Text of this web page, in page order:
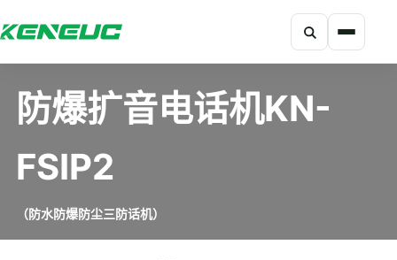
搜索
防爆扩音电话机KN-
FSIP2
（防水防爆防尘三防话机）